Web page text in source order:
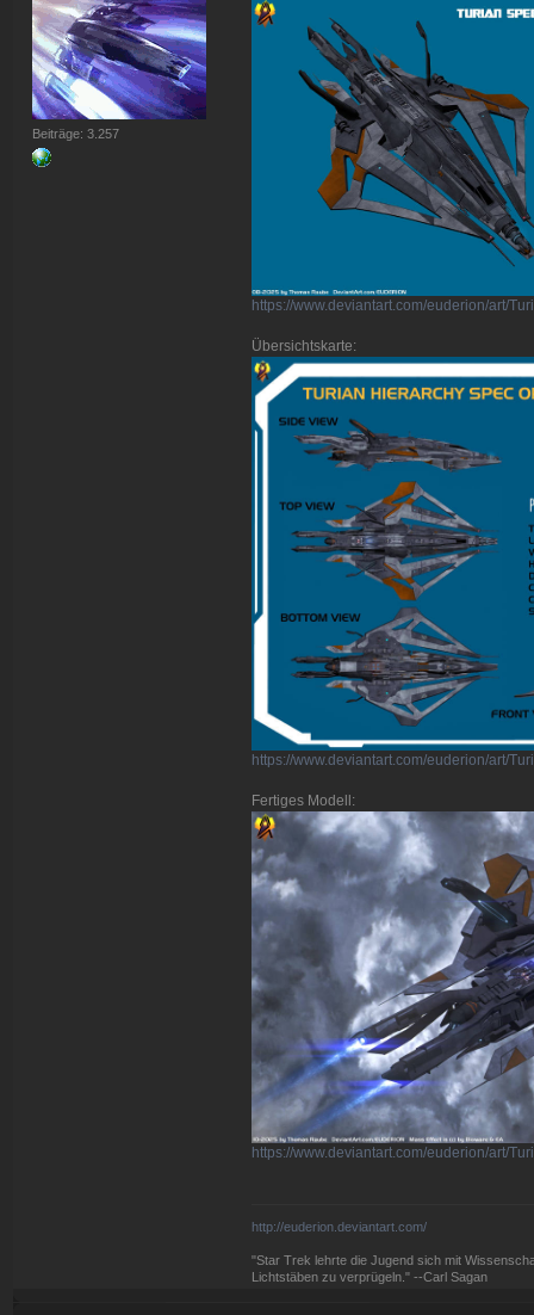
Beiträge: 3.257
https://www.deviantart.com/euderion/art/
Übersichtskarte:
https://www.deviantart.com/euderion/art/
Fertiges Modell:
https://www.deviantart.com/euderion/art/
http://euderion.deviantart.com/
"Star Trek lehrte die Jugend sich mit
Lichtstäben zu verprügeln." --Carl Sagan